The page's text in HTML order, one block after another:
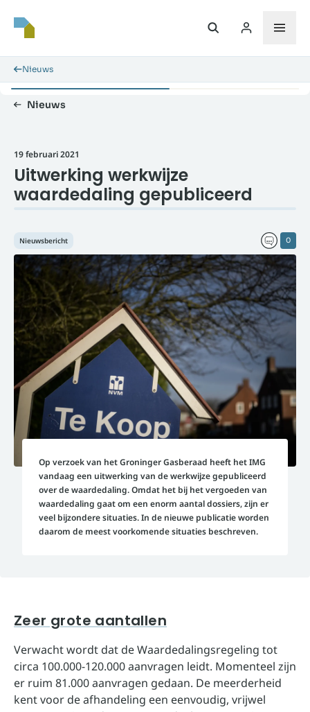
Nieuws
Nieuws
19 februari 2021
Uitwerking werkwijze
waardedaling gepubliceerd
0
Nieuwsbericht
Op verzoek van het Groninger Gasberaad heeft het IMG
vandaag een uitwerking van de werkwijze gepubliceerd
over de waardedaling. Omdat het bij het vergoeden van
waardedaling gaat om een enorm aantal dossiers, zijn er
veel bijzondere situaties. In de nieuwe publicatie worden
daarom de meest voorkomende situaties beschreven.
Zeer grote aantallen
Verwacht wordt dat de Waardedalingsregeling tot
circa 100.000-120.000 aanvragen leidt. Momenteel zijn
er ruim 81.000 aanvragen gedaan. De meerderheid
kent voor de afhandeling een eenvoudig, vrijwel